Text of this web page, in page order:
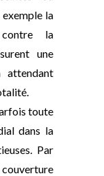
exemple la
contre la
une
attendant
toute
dans la
Par